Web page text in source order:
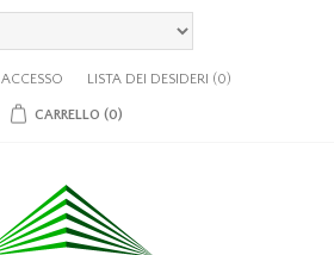
ACCESSO LISTA DEI DESIDERI (0)
CARRELLO (0)